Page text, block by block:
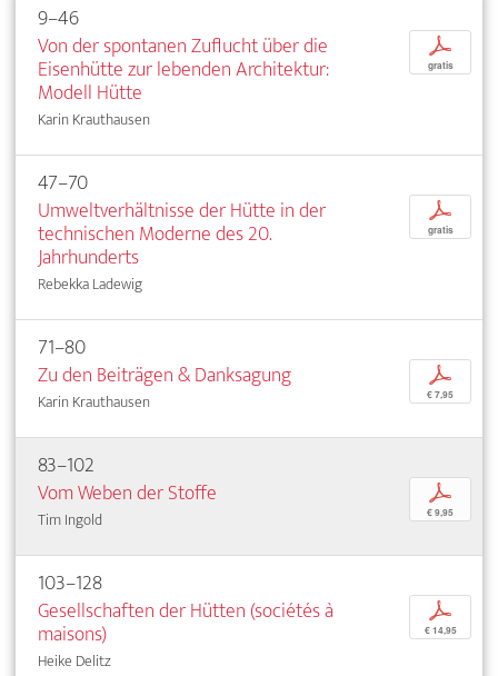
9–46
Von der spontanen Zuflucht über die
Eisenhütte zur lebenden Architektur:
Modell Hütte
Karin Krauthausen
p
gratis
47–70
Umweltverhältnisse der Hütte in der
technischen Moderne des 20.
Jahrhunderts
Rebekka Ladewig
p
gratis
71–80
Zu den Beiträgen & Danksagung
Karin Krauthausen
p
€ 7,95
83–102
Vom Weben der Stoffe
Tim Ingold
p
€ 9,95
103–128
Gesellschaften der Hütten (sociétés à
maisons)
Heike Delitz
p
€ 14,95